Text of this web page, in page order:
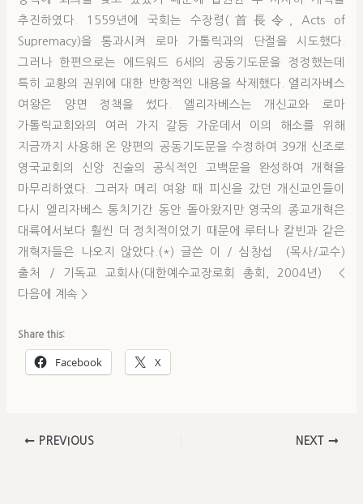
추진하였다. 1559년에 국회는 수장령(首長令, Acts of
Supremacy)을 통과시켜 로마 가톨릭과의 단절을 시도했다.
그러나 한편으로는 에드워드 6세의 공동기도문을 정정했는데
특히 교황의 권위에 대한 반항적인 내용을 삭제했다. 엘리자베스
여왕은 양면 정책을 썼다. 엘리자베스는 개신교와 로마
가톨릭교회와의 여러 가지 갈등 가운데서 이의 해소를 위해
지금까지 사용해 온 양편의 공동기도문을 수정하여 39개 신조로
영국교회의 신앙 진술의 공식적인 고백문을 완성하여 개혁을
마무리하였다. 그러자 메리 여왕 때 피신을 갔던 개신교인들이
다시 엘리자베스 통치기간 동안 돌아왔지만 영국의 종교개혁은
대륙에서보다 훨씬 더 정치적이었기 때문에 루터나 칼빈과 같은
개혁자들은 나오지 않았다.(*) 글쓴 이 / 심창섭 (목사/교수)
출처 / 기독교 교회사(대한예수교장로회 총회, 2004년) <
다음에 계속 >
Share this:
Facebook X
PREVIOUS NEXT